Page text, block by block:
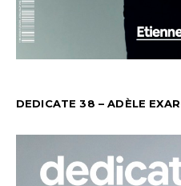
DEDICATE 38 – ADÈLE